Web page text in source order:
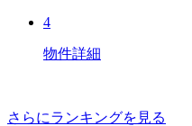
4
物件詳細
さらにランキングを見る